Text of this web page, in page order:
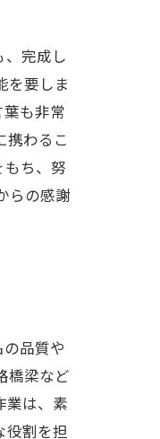
完成し
を要しま
も非常
携わるこ
ち、努
らの感謝
品質や
橋梁など
業は、素
役割を担